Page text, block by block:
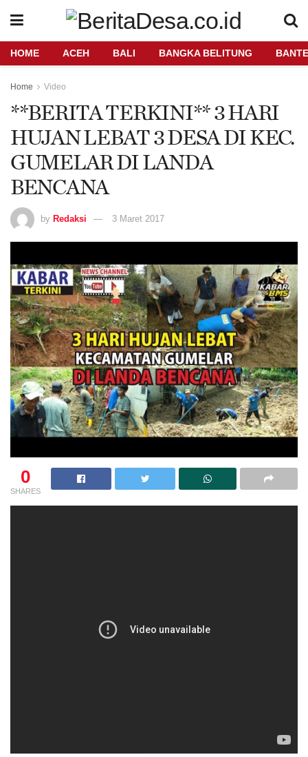
HOME ACEH BALI BANGKA BELITUNG
Home Video
**BERITA TERKINI** 3 HARI
HUJAN LEBAT 3 DESA DI KEC.
GUMELAR DI LANDA
BENCANA
by Redaksi 3 Maret 2017
0
SHARES